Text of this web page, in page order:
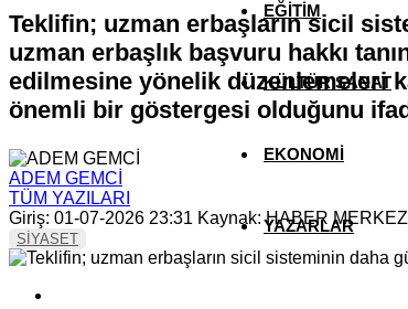
EĞİTİM
KÜLTÜR SANAT
EKONOMİ
YAZARLAR
Teklifin; uzman erbaşların sicil
uzman erbaşlık başvuru hakkı
edilmesine yönelik düzenlemeleri
önemli bir göstergesi olduğunu
ADEM GEMCİ
TÜM YAZILARI
Giriş: 01-07-2026 23:31 Kaynak: HABER MERKEZI
SİYASET